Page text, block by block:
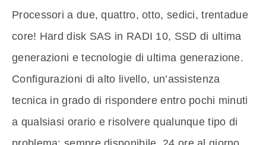
Processori a due, quattro, otto, sedici, trentadue
core! Hard disk SAS in RADI 10, SSD di ultima
generazioni e tecnologie di ultima generazione.
Configurazioni di alto livello, un’assistenza
tecnica in grado di rispondere entro pochi minuti
a qualsiasi orario e risolvere qualunque tipo di